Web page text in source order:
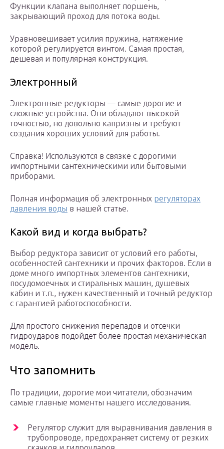
Функции клапана выполняет поршень,
закрывающий проход для потока воды.
Уравновешивает усилия пружина, натяжение
которой регулируется винтом. Самая простая,
дешевая и популярная конструкция.
Электронный
Электронные редукторы — самые дорогие и
сложные устройства. Они обладают высокой
точностью, но довольно капризны и требуют
создания хороших условий для работы.
Справка! Используются в связке с дорогими
импортными сантехническими или бытовыми
приборами.
Полная информация об электронных регуляторах
давления воды в нашей статье.
Какой вид и когда выбрать?
Выбор редуктора зависит от условий его работы,
особенностей сантехники и прочих факторов. Если в
доме много импортных элементов сантехники,
посудомоечных и стиральных машин, душевых
кабин и т.п., нужен качественный и точный редуктор
с гарантией работоспособности.
Для простого снижения перепадов и отсечки
гидроударов подойдет более простая механическая
модель.
Что запомнить
По традиции, дорогие мои читатели, обозначим
самые главные моменты нашего исследования.
Регулятор служит для выравнивания давления в
трубопроводе, предохраняет систему от резких